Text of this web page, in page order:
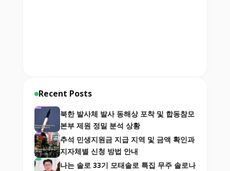
Recent Posts
북한 발사체 발사 동해상 포착 및 합동참모
본부 제원 정밀 분석 상황
추석 민생지원금 지급 지역 및 금액 확인과
지자체별 신청 방법 안내
나는 솔로 33기 모태솔로 특집 무주 솔로나